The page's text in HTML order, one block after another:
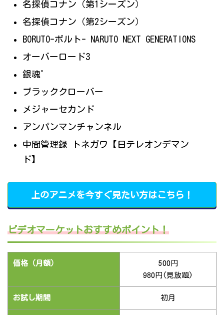
名探偵コナン（第1シーズン）
名探偵コナン（第2シーズン）
BORUTO-ボルト- NARUTO NEXT GENERATIONS
オーバーロード3
銀魂゜
ブラッククローバー
メジャーセカンド
アンパンマンチャンネル
中間管理録 トネガワ【日テレオンデマン
ド】
上のアニメを今すぐ見たい方はこちら！
ビデオマーケットおすすめポイント！
価格（月額）
500円
980円(見放題)
お試し期間 初月